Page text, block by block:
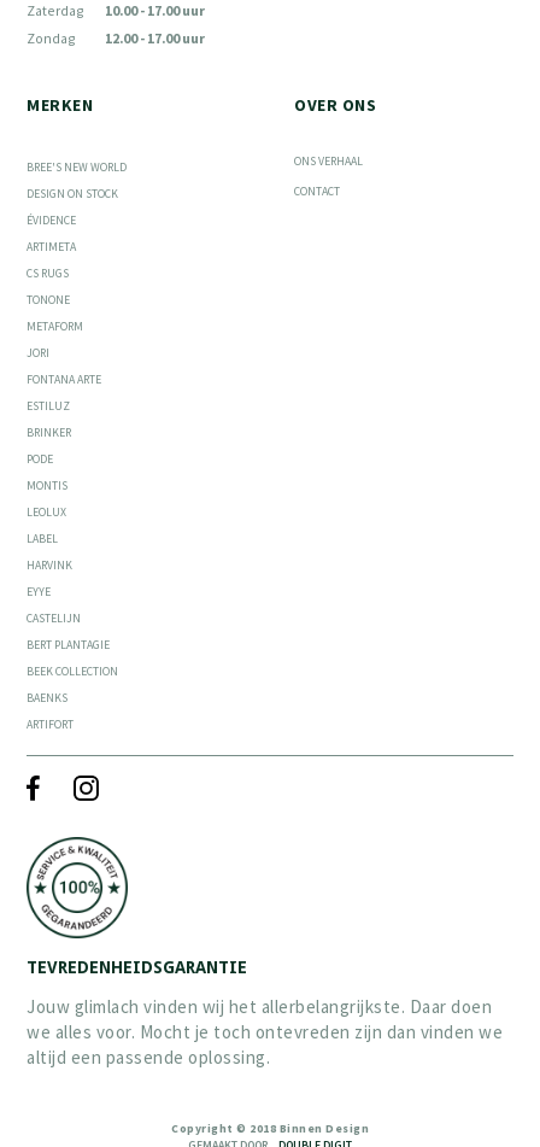
Zaterdag
Zondag
10.00 - 17.00 uur
12.00 - 17.00 uur
MERKEN
BREE'S NEW WORLD
DESIGN ON STOCK
ÉVIDENCE
ARTIMETA
CS RUGS
TONONE
METAFORM
JORI
FONTANA ARTE
ESTILUZ
BRINKER
PODE
MONTIS
LEOLUX
LABEL
HARVINK
EYYE
CASTELIJN
BERT PLANTAGIE
BEEK COLLECTION
BAENKS
ARTIFORT
OVER ONS
ONS VERHAAL
CONTACT
TEVREDENHEIDSGARANTIE
Jouw glimlach vinden wij het allerbelangrijkste. Daar doen
we alles voor. Mocht je toch ontevreden zijn dan vinden we
altijd een passende oplossing.
Copyright © 2018 Binnen Design